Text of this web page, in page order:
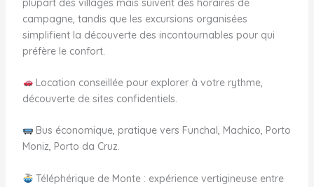
plupart des villages mais suivent des horaires de
campagne, tandis que les excursions organisées
simplifient la découverte des incontournables pour qui
préfère le confort.
Location conseillée pour explorer à votre rythme,
découverte de sites confidentiels.
Bus économique, pratique vers Funchal, Machico, Porto
Moniz, Porto da Cruz.
Téléphérique de Monte : expérience vertigineuse entre